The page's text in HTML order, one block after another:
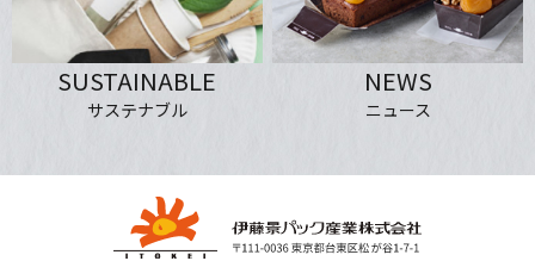
SUSTAINABLE
サステナブル
NEWS
ニュース